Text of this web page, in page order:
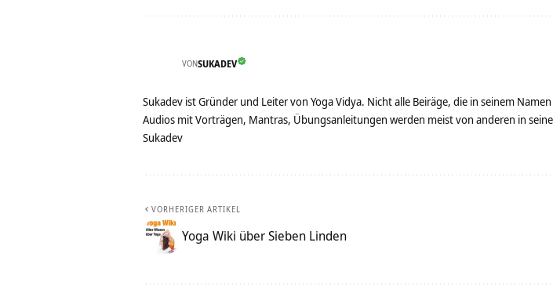
VONSUKADEV
Sukadev ist Gründer und Leiter von Yoga Vidya. Nicht alle Beiräge, die in seinem
Audios mit Vorträgen, Mantras, Übungsanleitungen werden meist von anderen in
Sukadev
VORHERIGER ARTIKEL
Yoga Wiki über Sieben Linden